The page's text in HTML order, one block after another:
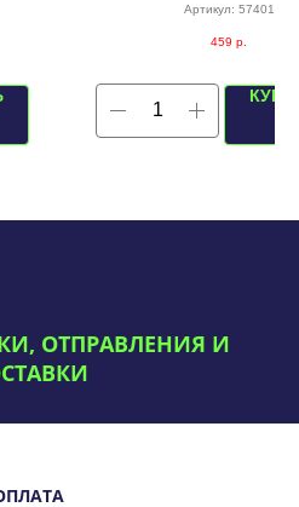
Артикул: 57401
459 р.
ОТПРАВЛЕНИЯ И